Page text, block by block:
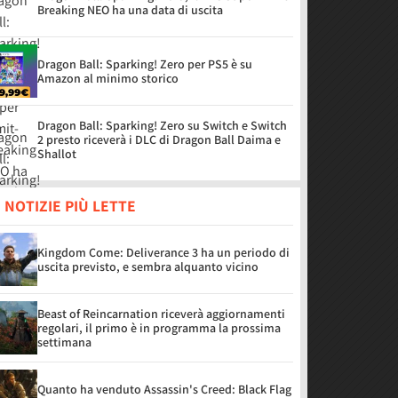
Breaking NEO ha una data di uscita
Dragon Ball: Sparking! Zero per PS5 è su
Amazon al minimo storico
Dragon Ball: Sparking! Zero su Switch e Switch
2 presto riceverà i DLC di Dragon Ball Daima e
Shallot
NOTIZIE PIÙ LETTE
Kingdom Come: Deliverance 3 ha un periodo di
uscita previsto, e sembra alquanto vicino
Beast of Reincarnation riceverà aggiornamenti
regolari, il primo è in programma la prossima
settimana
Quanto ha venduto Assassin's Creed: Black Flag